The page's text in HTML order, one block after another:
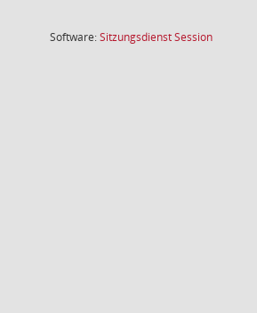
Software:SitzungsdienstSession(Wird in